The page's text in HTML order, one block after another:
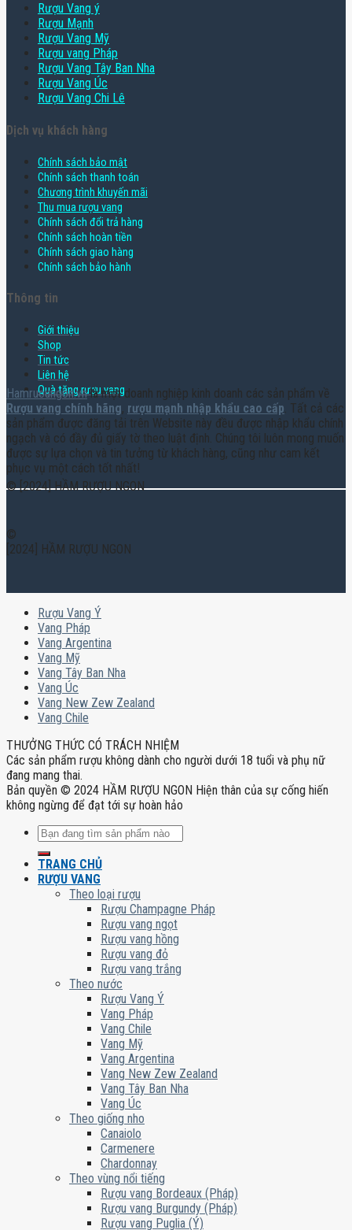
Rượu Vang ý
Rượu Mạnh
Rượu Vang Mỹ
Rượu vang Pháp
Rượu Vang Tây Ban Nha
Rượu Vang Úc
Rượu Vang Chi Lê
Dịch vụ khách hàng
Chính sách bảo mật
Chính sách thanh toán
Chương trình khuyến mãi
Thu mua rượu vang
Chính sách đổi trả hàng
Chính sách hoàn tiền
Chính sách giao hàng
Chính sách bảo hành
Thông tin
Giới thiệu
Shop
Tin tức
Liên hệ
Quà tặng rượu vang
Hamruoungon.vnlà một doanh nghiệp kinh doanh các sản phẩm về
Rượu vang chính hãng, rượu mạnh nhập khẩu cao cấp. Tất cả các
sản phẩm được đăng tải trên Website này đều được nhập khẩu chính
ngạch và có đầy đủ giấy tờ theo luật định. Chúng tôi luôn mong muốn
được sự lựa chọn và tin tưởng từ khách hàng, cũng như cam kết
phục vụ một cách tốt nhất!
© [2024] HẦM RƯỢU NGON
©
[2024] HẦM RƯỢU NGON
Rượu Vang Ý
Vang Pháp
Vang Argentina
Vang Mỹ
Vang Tây Ban Nha
Vang Úc
Vang New Zew Zealand
Vang Chile
THƯỞNG THỨC CÓ TRÁCH NHIỆM
Các sản phẩm rượu không dành cho người dưới 18 tuổi và phụ nữ
đang mang thai.
Bản quyền © 2024 HẦM RƯỢU NGON Hiện thân của sự cống hiến
không ngừng để đạt tới sự hoàn hảo
Tìm
TRANG CHỦ
RƯỢU VANG
Theo loại rượu
Rượu Champagne Pháp
Rượu vang ngọt
Rượu vang hồng
Rượu vang đỏ
Rượu vang trắng
Theo nước
Rượu Vang Ý
Vang Pháp
Vang Chile
Vang Mỹ
Vang Argentina
Vang New Zew Zealand
Vang Tây Ban Nha
Vang Úc
Theo giống nho
Canaiolo
Carmenere
Chardonnay
Theo vùng nổi tiếng
Rượu vang Bordeaux (Pháp)
Rượu vang Burgundy (Pháp)
Rượu vang Puglia (Ý)